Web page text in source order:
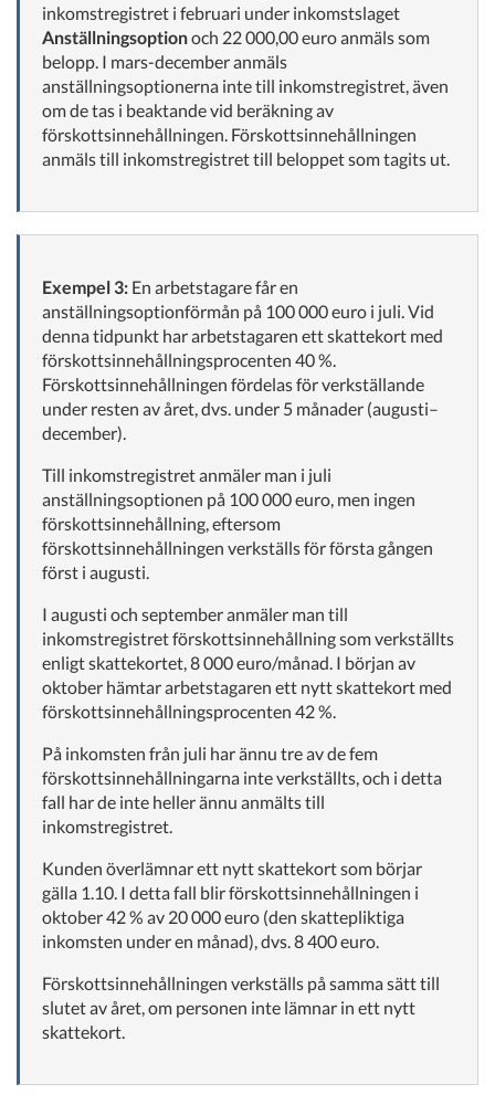
inkomstregistret i februari under inkomstslaget
Anställningsoptionoch 22 000,00 euro anmäls som
belopp. I mars-december anmäls
anställningsoptionerna inte till inkomstregistret, även
om de tas i beaktande vid beräkning av
förskottsinnehållningen. Förskottsinnehållningen
anmäls till inkomstregistret till beloppet som tagits ut.
Exempel 3: En arbetstagare får en
anställningsoptionförmån på 100 000 euro i juli. Vid
denna tidpunkt har arbetstagaren ett skattekort med
förskottsinnehållningsprocenten 40 %.
Förskottsinnehållningen fördelas för verkställande
under resten av året, dvs. under 5 månader (augusti–
december).
Till inkomstregistret anmäler man i juli
anställningsoptionen på 100 000 euro, men ingen
förskottsinnehållning, eftersom
förskottsinnehållningen verkställs för första gången
först i augusti.
I augusti och september anmäler man till
inkomstregistret förskottsinnehållning som verkställts
enligt skattekortet, 8 000 euro/månad. I början av
oktober hämtar arbetstagaren ett nytt skattekort med
förskottsinnehållningsprocenten 42 %.
På inkomsten från juli har ännu tre av de fem
förskottsinnehållningarna inte verkställts, och i detta
fall har de inte heller ännu anmälts till
inkomstregistret.
Kunden överlämnar ett nytt skattekort som börjar
gälla 1.10. I detta fall blir förskottsinnehållningen i
oktober 42 % av 20 000 euro (den skattepliktiga
inkomsten under en månad), dvs. 8 400 euro.
Förskottsinnehållningen verkställs på samma sätt till
slutet av året, om personen inte lämnar in ett nytt
skattekort.